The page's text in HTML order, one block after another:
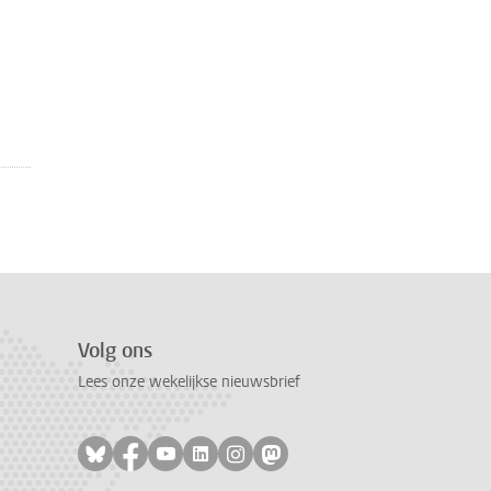
Volg ons
Lees onze wekelijkse nieuwsbrief
Volg ons op bluesky
Volg ons op facebook
Volg ons op youtube
Volg ons op linkedin
Volg ons op instagram
Volg ons op mastodon